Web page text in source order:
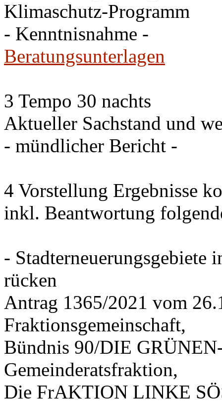
Klimaschutz-Programm
- Kenntnisnahme -
Beratungsunterlagen
3 Tempo 30 nachts
Aktueller Sachstand und
- mündlicher Bericht -
4 Vorstellung Ergebnisse
inkl. Beantwortung
- Stadterneuerungsgebiete
rücken
Antrag 1365/2021 vom
Fraktionsgemeinschaft,
Bündnis 90/DIE
Gemeinderatsfraktion,
Die FrAKTION LINKE